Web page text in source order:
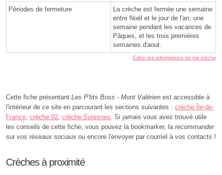
Périodes de fermeture
La crèche est fermée une semaine
entre Noël et le jour de l'an, une
semaine pendant les vacances de
Pâques, et les trois premières
semaines d'aout.
Éditer les informations de ma crèche
Cette fiche présentant Les P'tits Boss - Mont Valérien est accessible à
l'intérieur de ce site en parcourant les sections suivantes : crèche Île-de-
France crèche 92 crèche Suresnes . Si jamais vous avez trouvé utile
les conseils de cette fiche, vous pouvez la bookmarker, la recommander
sur vos réseaux sociaux ou encore l'envoyer par courriel à vos contacts !
Crèches à proximité